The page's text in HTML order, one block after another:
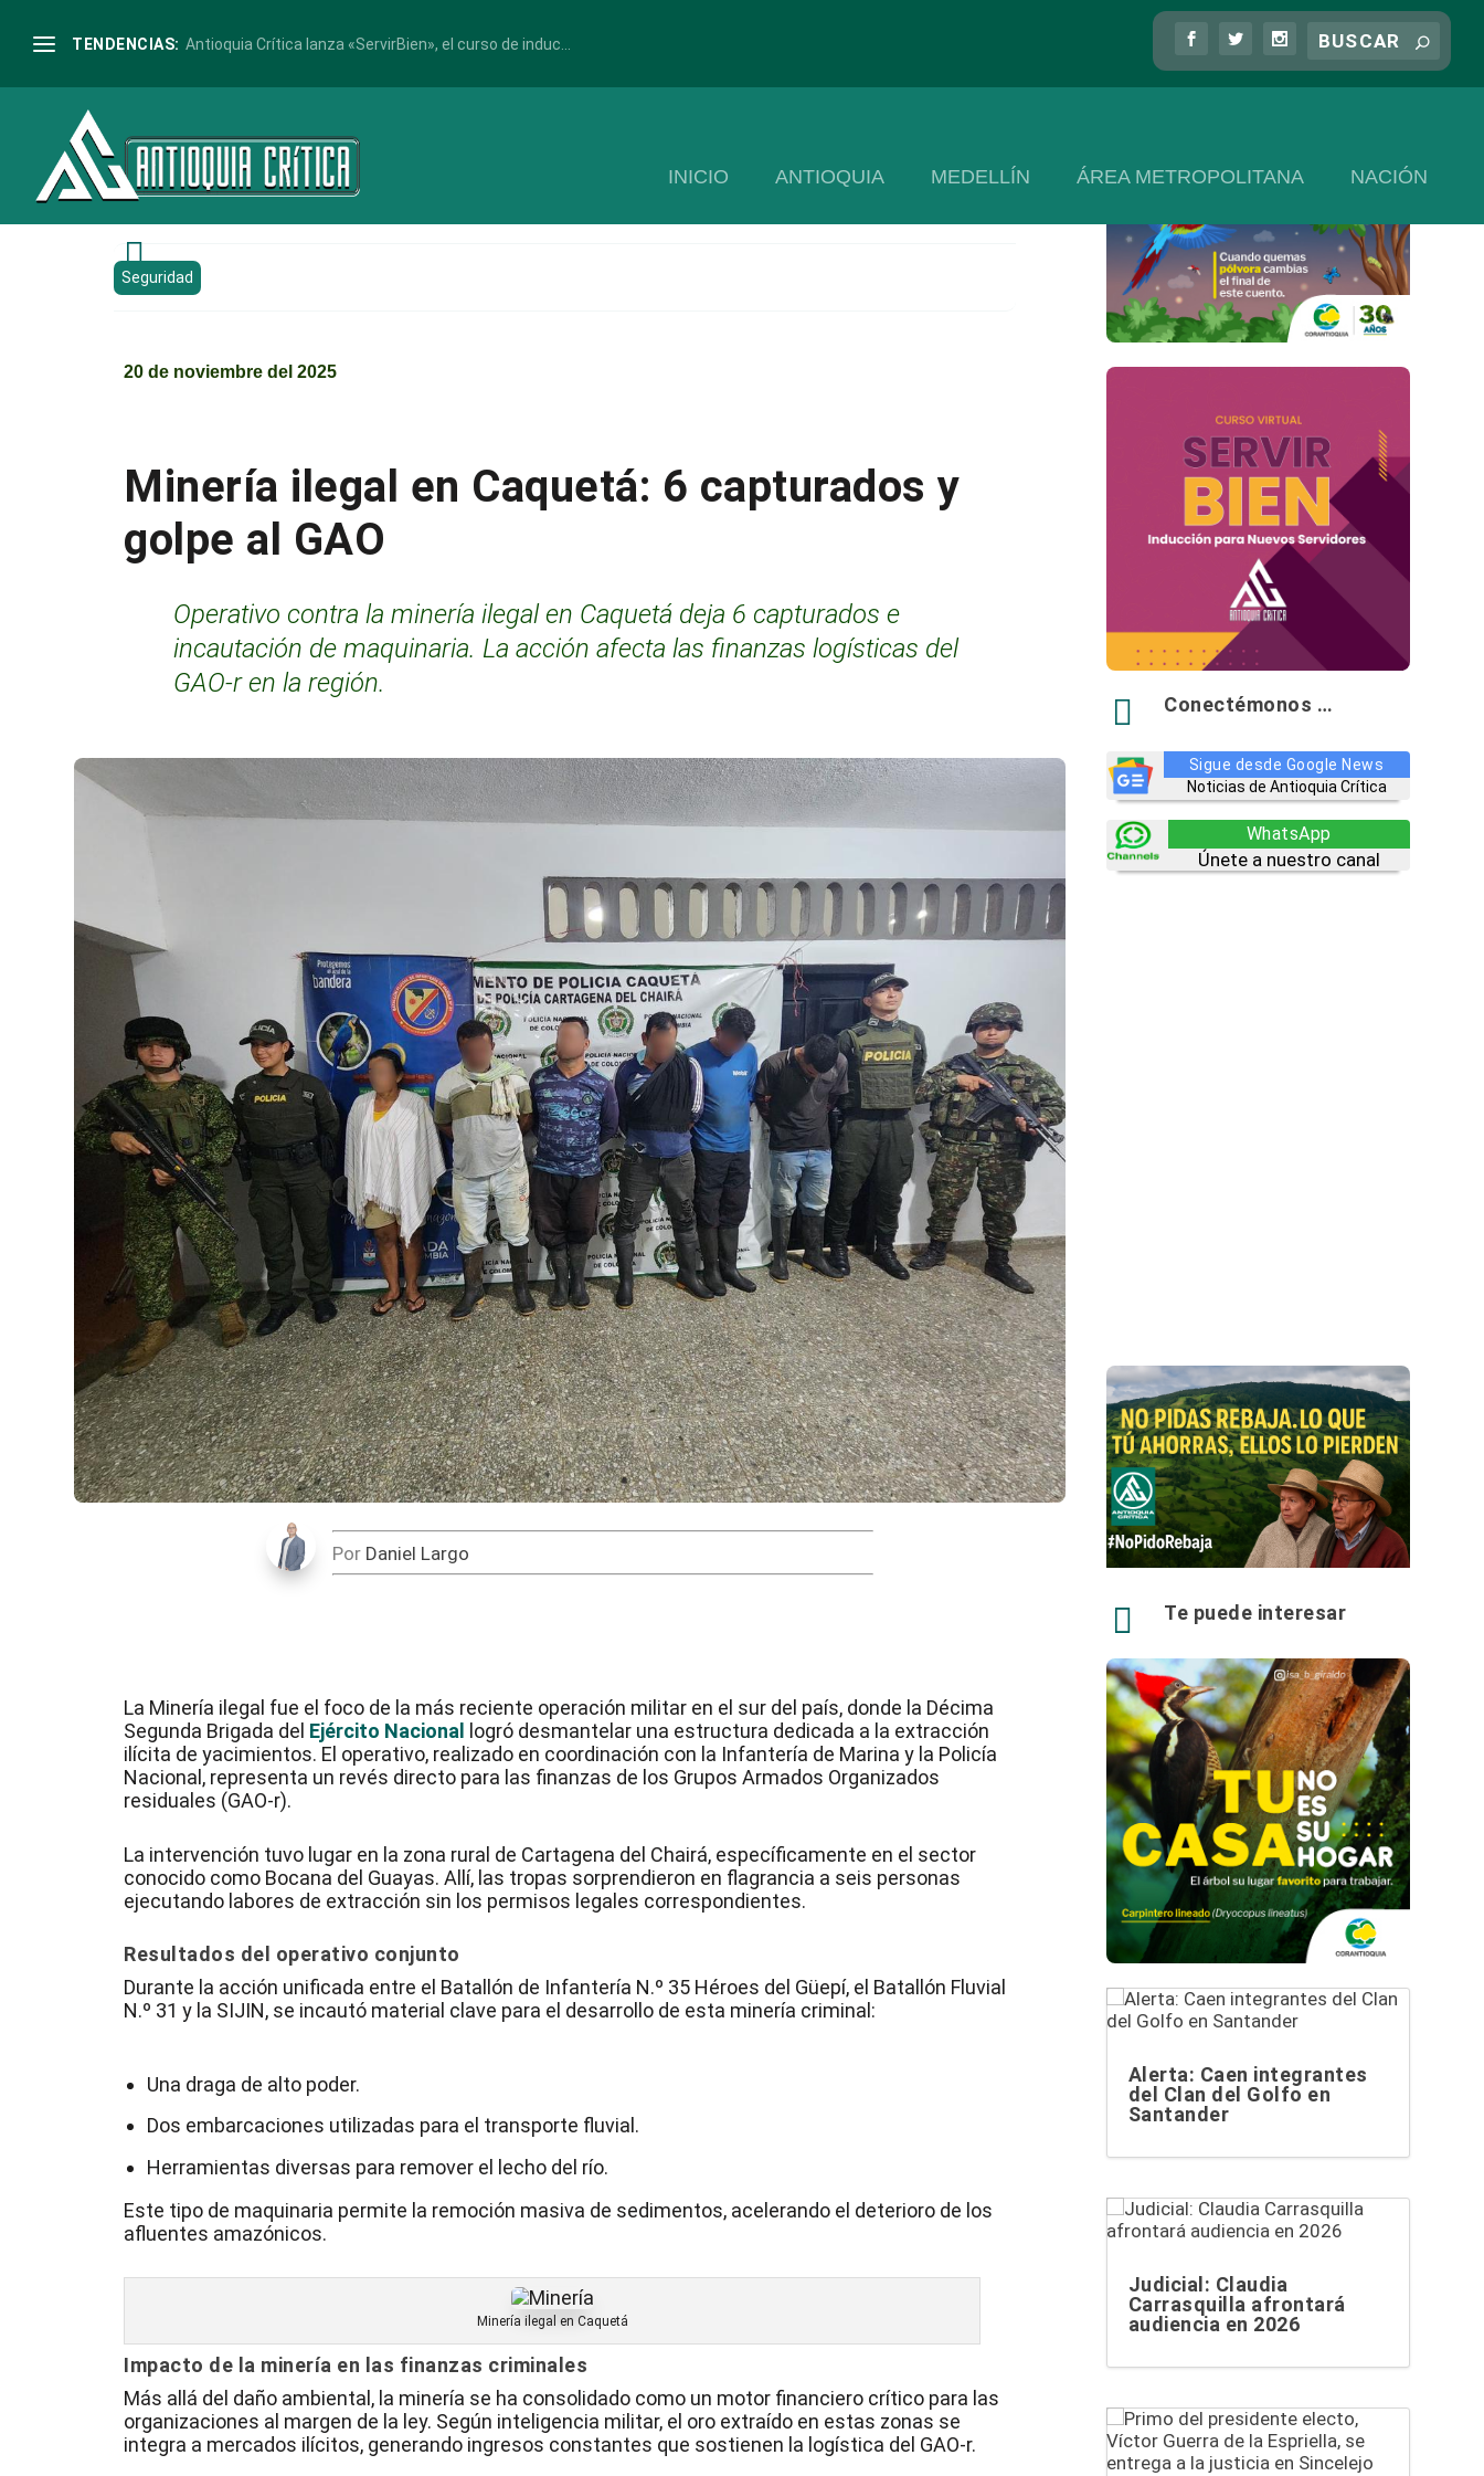
TENDENCIAS: Antioquia Crítica lanza «ServirBien», el curso de induc...
INICIO ANTIOQUIA MEDELLÍN ÁREA METROPOLITANA NACIÓN

Seguridad
20 de noviembre del 2025
Minería ilegal en Caquetá: 6 capturados y
golpe al GAO
Operativo contra la minería ilegal en Caquetá deja 6 capturados e
incautación de maquinaria. La acción afecta las finanzas logísticas del
GAO-r en la región.
Por Daniel Largo
La Minería ilegal fue el foco de la más reciente operación militar en el sur del país, donde la Décima
Segunda Brigada del Ejército Nacional logró desmantelar una estructura dedicada a la extracción
ilícita de yacimientos. El operativo, realizado en coordinación con la Infantería de Marina y la Policía
Nacional, representa un revés directo para las finanzas de los Grupos Armados Organizados
residuales (GAO-r).
La intervención tuvo lugar en la zona rural de Cartagena del Chairá, específicamente en el sector
conocido como Bocana del Guayas. Allí, las tropas sorprendieron en flagrancia a seis personas
ejecutando labores de extracción sin los permisos legales correspondientes.
Resultados del operativo conjunto
Durante la acción unificada entre el Batallón de Infantería N.º 35 Héroes del Güepí, el Batallón Fluvial
N.º 31 y la SIJIN, se incautó material clave para el desarrollo de esta minería criminal:
Una draga de alto poder.
Dos embarcaciones utilizadas para el transporte fluvial.
Herramientas diversas para remover el lecho del río.
Este tipo de maquinaria permite la remoción masiva de sedimentos, acelerando el deterioro de los
afluentes amazónicos.
Minería ilegal en Caquetá
Impacto de la minería en las finanzas criminales
Más allá del daño ambiental, la minería se ha consolidado como un motor financiero crítico para las
organizaciones al margen de la ley. Según inteligencia militar, el oro extraído en estas zonas se
integra a mercados ilícitos, generando ingresos constantes que sostienen la logística del GAO-r.
 Conectémonos …
Sigue desde Google News
Noticias de Antioquia Crítica
WhatsApp
Únete a nuestro canal
 Te puede interesar
Alerta: Caen integrantes
del Clan del Golfo en
Santander
Judicial: Claudia
Carrasquilla afrontará
audiencia en 2026